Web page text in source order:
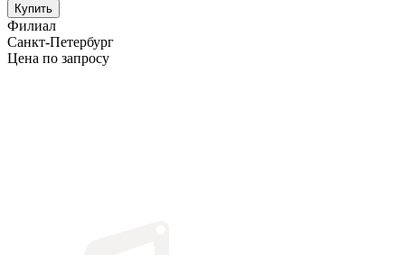
Купить
Филиал
Санкт-Петербург
Цена по запросу